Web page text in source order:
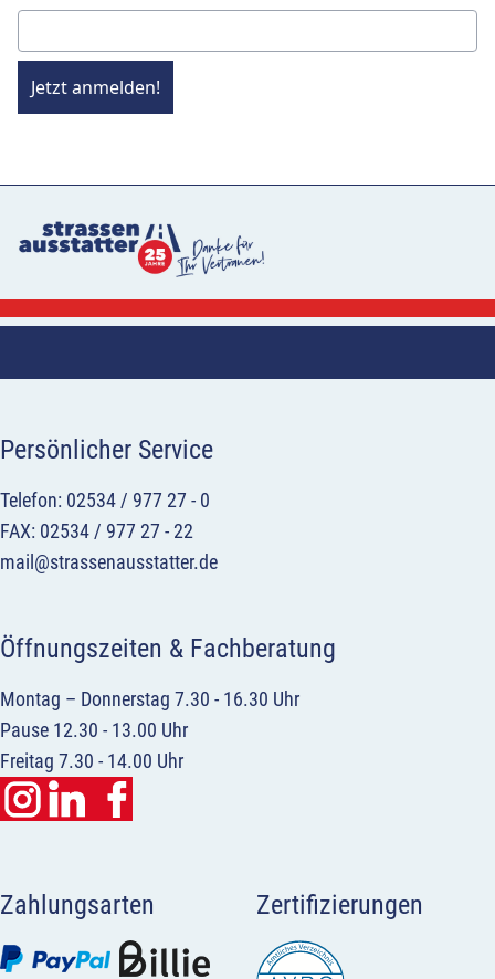
Jetzt anmelden!
Persönlicher Service
Telefon: 02534 / 977 27 - 0
FAX: 02534 / 977 27 - 22
mail@strassenausstatter.de
Öffnungszeiten & Fachberatung
Montag – Donnerstag 7.30 - 16.30 Uhr
Pause 12.30 - 13.00 Uhr
Freitag 7.30 - 14.00 Uhr
Zahlungsarten Zertifizierungen